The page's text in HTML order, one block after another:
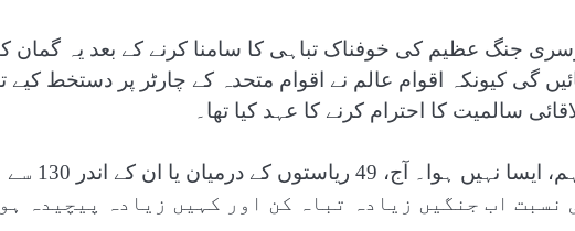
جنگ عظیم کی خوفناک تباہی کا سامنا کرنے کے بعد یہ گمان
گی کیونکہ اقوام عالم نے اقوام متحدہ کے چارٹر پر دستخط
سالمیت کا احترام کرنے کا عہد کیا تھا۔
تاہم،
نسبت اب جنگیں زیادہ تباہ کن اور کہیں زیادہ پیچیدہ